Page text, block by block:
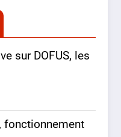
sur DOFUS, les
fonctionnement